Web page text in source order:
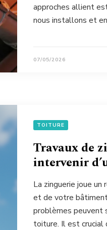
approches allient
nous installons et
07/05/2026
TOITURE
Travaux de
intervenir
La zinguerie joue
et de votre
problèmes peuvent
toiture. Il est crucial